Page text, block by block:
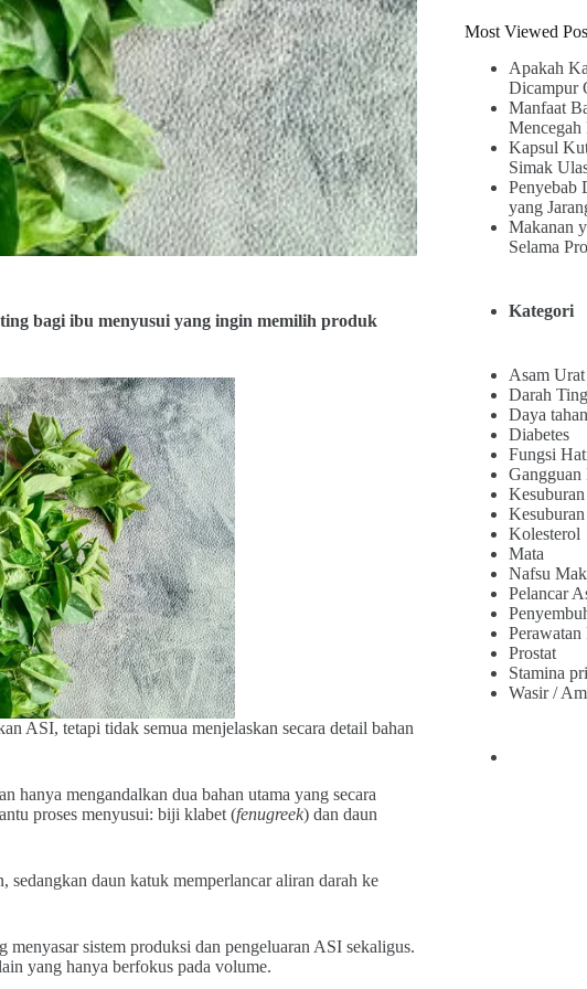
bagi ibu menyusui yang ingin memilih produk
ASI, tetapi tidak semua menjelaskan secara detail bahan
hanya mengandalkan dua bahan utama yang secara
proses menyusui: biji klabet (fenugreek) dan daun
daun katuk memperlancar aliran darah ke
sistem produksi dan pengeluaran ASI sekaligus.
yang hanya berfokus pada volume.
Most Viewed
Apakah
Dicampur
Manfaat
Mencegah
Kapsul
Simak
Penyebab
yang
Makanan
Selama
Kategori
Asam Urat
Darah
Daya
Diabetes
Fungsi
Kolesterol
Mata
Nafsu
Pelancar
Perawatan
Prostat
Stamina
Wasir /